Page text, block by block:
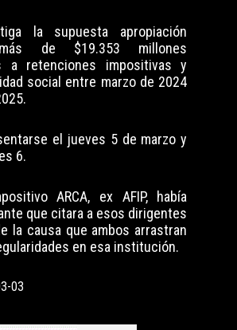
la supuesta apropiación
de $19.353 millones
a retenciones impositivas y
social entre marzo de 2024
el jueves 5 de marzo y
6.
ARCA, ex AFIP, había
que citara a esos dirigentes
la causa que ambos arrastran
en esa institución.
03